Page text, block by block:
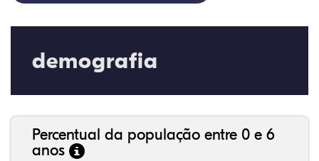
demografia
Percentual da população entre 0 e 6
anos